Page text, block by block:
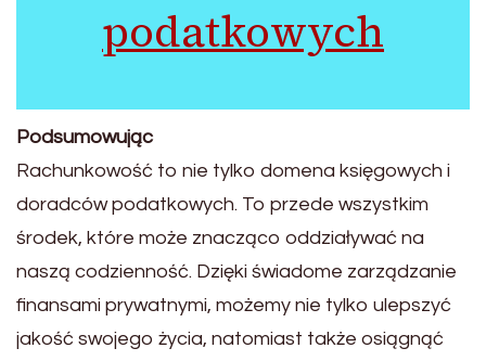
podatkowych
Podsumowując
Rachunkowość to nie tylko domena księgowych i
doradców podatkowych. To przede wszystkim
środek, które może znacząco oddziaływać na
naszą codzienność. Dzięki świadome zarządzanie
finansami prywatnymi, możemy nie tylko ulepszyć
jakość swojego życia, natomiast także osiągnąć